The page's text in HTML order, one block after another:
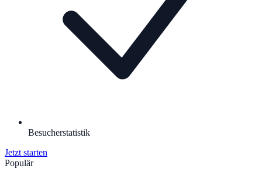
Besucherstatistik
Jetzt starten
Populär